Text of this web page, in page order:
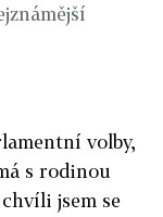
volby,
s rodinou
jsem se